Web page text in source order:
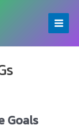
Main
Menu
Goals